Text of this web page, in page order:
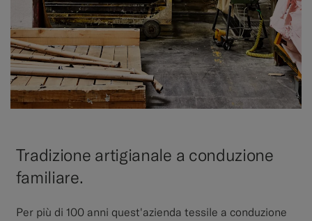
Tradizione artigianale a conduzione
familiare.
Per più di 100 anni quest'azienda tessile a conduzione